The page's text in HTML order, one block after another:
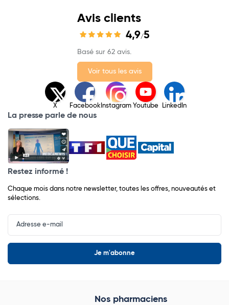
Avis clients
4,9/5
Basé sur 62 avis.
Voir tous les avis
X Facebook Instagram Youtube LinkedIn
La presse parle de nous
Restez informé !
Chaque mois dans notre newsletter, toutes les offres, nouveautés et
sélections.
Input
Newsletter
Nos pharmaciens